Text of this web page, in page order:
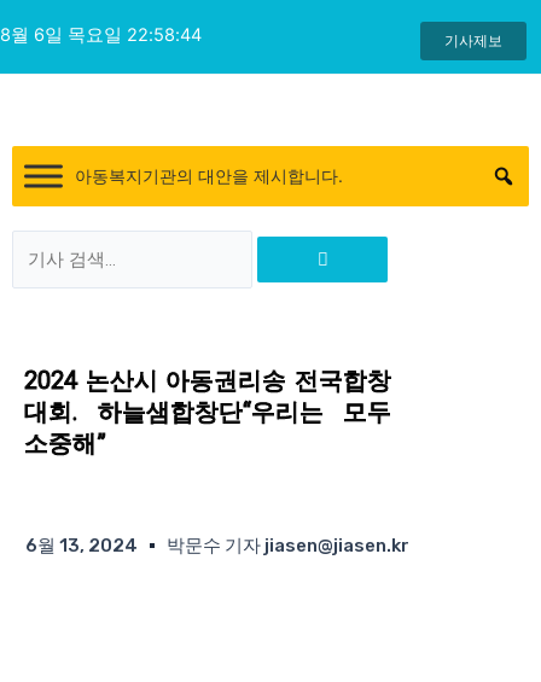
텐
츠
8월 6일 목요일 22:58:45 기사제보
아동복지기관의 대안을 제시합니다.
Search
2024 논산시 아동권리송 전국합창
대회. 하늘샘합창단“우리는 모두
소중해”
6월 13, 2024 박문수 기자 jiasen@jiasen.kr